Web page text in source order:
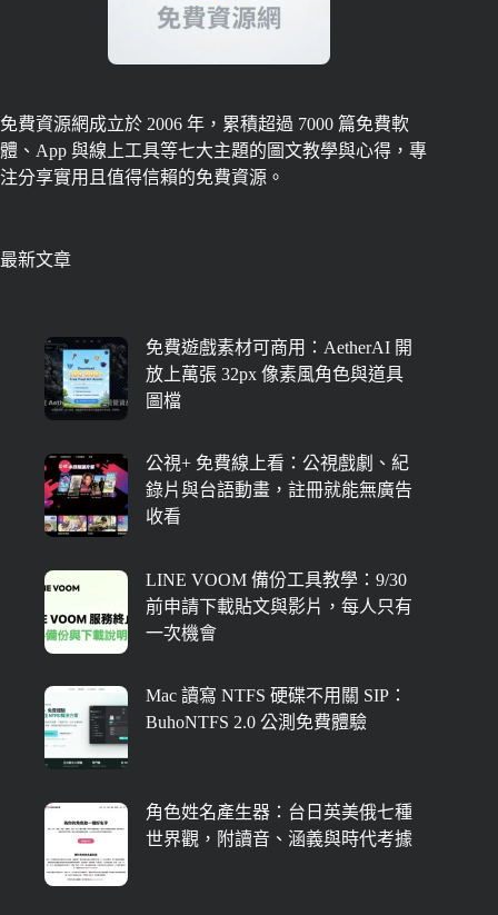
免費資源網成立於 2006 年，累積超過 7000 篇免費軟
體、App 與線上工具等七大主題的圖文教學與心得，專
注分享實用且值得信賴的免費資源。
最新文章
免費遊戲素材可商用：AetherAI 開
放上萬張 32px 像素風角色與道具
圖檔
公視+ 免費線上看：公視戲劇、紀
錄片與台語動畫，註冊就能無廣告
收看
LINE VOOM 備份工具教學：9/30
前申請下載貼文與影片，每人只有
一次機會
Mac 讀寫 NTFS 硬碟不用關 SIP：
BuhoNTFS 2.0 公測免費體驗
角色姓名產生器：台日英美俄七種
世界觀，附讀音、涵義與時代考據